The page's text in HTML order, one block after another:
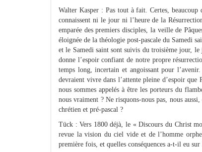
Walter Kasper : Pas tout à fait. Certes, beaucoup
connaissent ni le jour ni l’heure de la
emparée des premiers disciples, la veille de
éloignée de la théologie post-pascale du Samedi
et le Samedi saint sont suivis du troisième jour,
donne l’espoir confiant de notre propre
temps long, incertain et angoissant pour
devraient vivre dans l’attente pleine d’espoir que
nous sommes appelés à être les porteurs du
nous vraiment ? Ne risquons-nous pas, nous
chrétien et pré-pascal ?
Tück : Vers 1800 déjà, le « Discours du Christ
revue la vision du ciel vide et de l’homme
première fois, et quelles conséquences a-t-il eu